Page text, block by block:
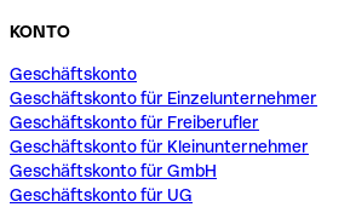
KONTO
Geschäftskonto
Geschäftskonto für Einzelunternehmer
Geschäftskonto für Freiberufler
Geschäftskonto für Kleinunternehmer
Geschäftskonto für GmbH
Geschäftskonto für UG